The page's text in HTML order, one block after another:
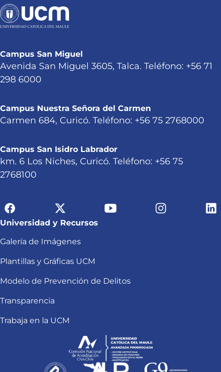
Campus San Miguel
Avenida San Miguel 3605, Talca. Teléfono: +56 71
298 6000
Campus Nuestra Señora del Carmen
Carmen 684, Curicó. Teléfono: +56 75 2768000
Campus San Isidro Labrador
km. 6 Los Niches, Curicó. Teléfono: +56 75
2768100
Universidad y Recursos
Galería de Imágenes
Plantillas y Gráficas UCM
Modelo de Prevención de Delitos
Transparencia
Trabaja en la UCM